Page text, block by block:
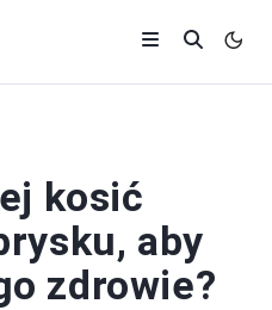
kosić
aby
zdrowie?